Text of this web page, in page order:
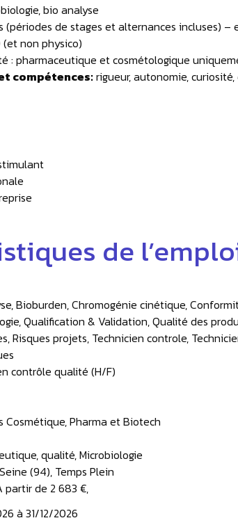
bio analyse
(périodes de stages et alternances incluses)
(et non physico)
: pharmaceutique et cosmétologique
compétences:rigueur, autonomie,
de
Bioburden, Chromogénie cinétique,
Qualification & Validation, Qualité des
Risques projets, Technicien controle,
contrôle qualité (H/F)
Cosmétique, Pharma et Biotech
qualité, Microbiologie
(94), Temps Plein
partir de 2 683 €,
à 31/12/2026